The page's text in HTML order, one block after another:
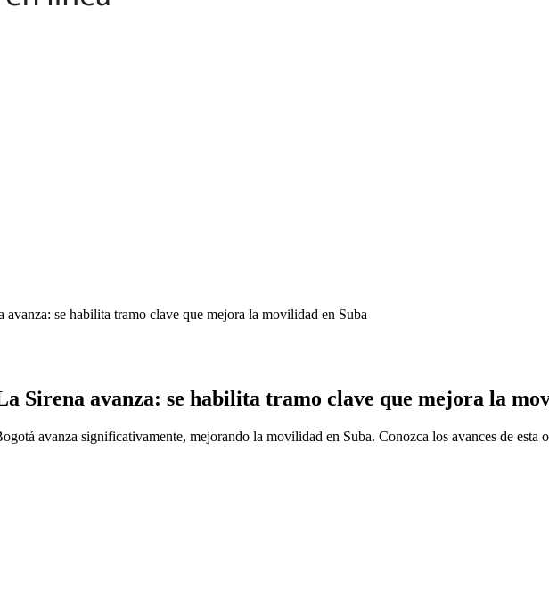
se habilita tramo clave que mejora la movilidad en Suba
Sirena avanza: se habilita tramo clave que mejora la
avanza significativamente, mejorando la movilidad en Suba. Conozca los avances de esta